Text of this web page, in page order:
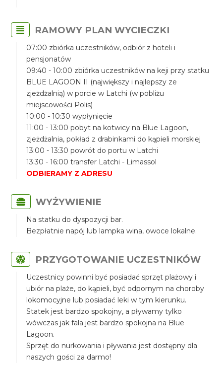
RAMOWY PLAN WYCIECZKI
07:00 zbiórka uczestników, odbiór z hoteli i
pensjonatów
09:40 - 10:00 zbiórka uczestników na keji przy statku
BLUE LAGOON II (największy i najlepszy ze
zjeżdżalnią) w porcie w Latchi (w pobliżu
miejscowości Polis)
10:00 - 10:30 wypłynięcie
11:00 - 13:00 pobyt na kotwicy na Blue Lagoon,
zjeżdżalnia, pokład z drabinkami do kąpieli morskiej
13:00 - 13:30 powrót do portu w Latchi
13:30 - 16:00 transfer Latchi - Limassol
ODBIERAMY Z ADRESU
WYŻYWIENIE
Na statku do dyspozycji bar.
Bezpłatnie napój lub lampka wina, owoce lokalne.
PRZYGOTOWANIE UCZESTNIKÓW
Uczestnicy powinni być posiadać sprzęt plażowy i
ubiór na plaże, do kąpieli, być odpornym na choroby
lokomocyjne lub posiadać leki w tym kierunku.
Statek jest bardzo spokojny, a pływamy tylko
wówczas jak fala jest bardzo spokojna na Blue
Lagoon.
Sprzęt do nurkowania i pływania jest dostępny dla
naszych gości za darmo!